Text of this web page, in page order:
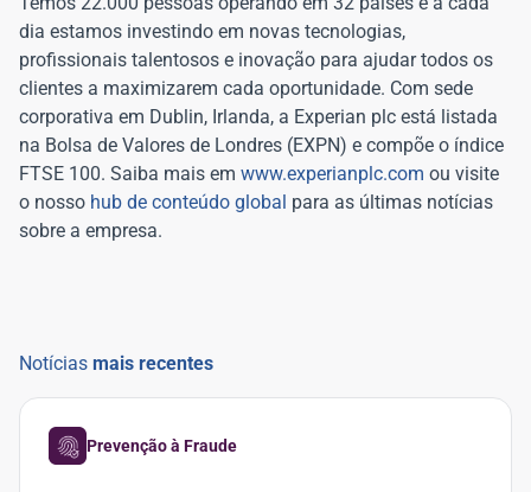
dia estamos investindo em novas tecnologias,
profissionais talentosos e inovação para ajudar todos os
clientes a maximizarem cada oportunidade. Com sede
corporativa em Dublin, Irlanda, a Experian plc está listada
na Bolsa de Valores de Londres (EXPN) e compõe o índice
FTSE 100. Saiba mais em www.experianplc.com ou visite
o nosso hub de conteúdo global para as últimas notícias
sobre a empresa.
Notícias mais recentes
Prevenção à Fraude